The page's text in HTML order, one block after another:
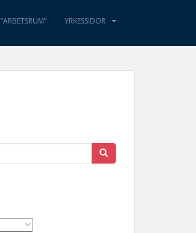
”ARBETSRUM” YRKESSIDOR